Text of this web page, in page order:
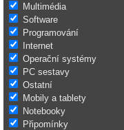
Multimédia
Software
Programování
Internet
Operační systémy
PC sestavy
Ostatní
Mobily a tablety
Notebooky
Připomínky